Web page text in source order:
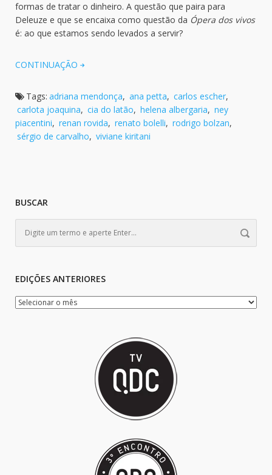
formas de tratar o dinheiro. A questão que paira para
Deleuze e que se encaixa como questão da Ópera dos vivos
é: ao que estamos sendo levados a servir?
CONTINUAÇÃO
Tags: adriana mendonça, ana petta, carlos escher,
carlota joaquina, cia do latão, helena albergaria, ney
piacentini, renan rovida, renato bolelli, rodrigo bolzan,
sérgio de carvalho, viviane kiritani
BUSCAR
EDIÇÕES ANTERIORES